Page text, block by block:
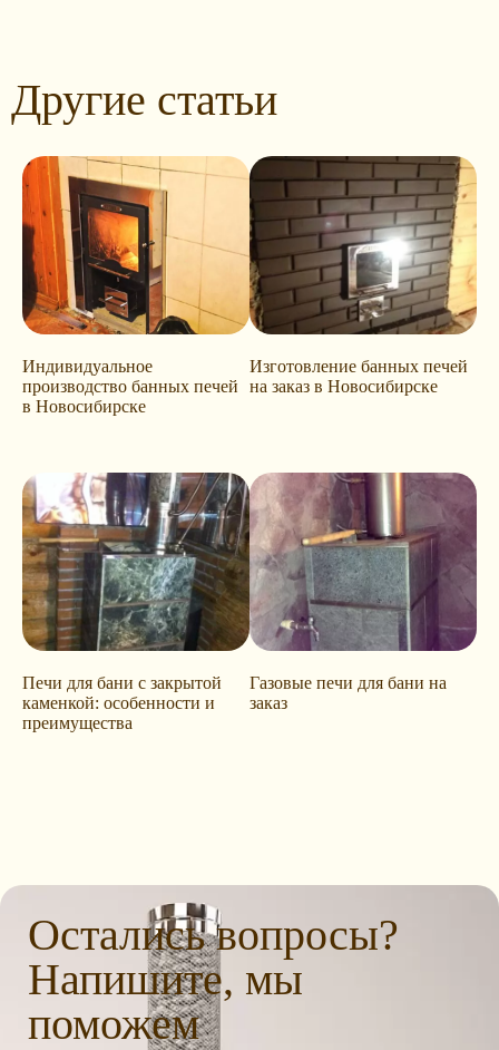
Другие статьи
Индивидуальное
производство банных печей
в Новосибирске
Изготовление банных печей
на заказ в Новосибирске
Печи для бани с закрытой
каменкой: особенности и
преимущества
Газовые печи для бани на
заказ
Остались вопросы?
Напишите, мы
поможем